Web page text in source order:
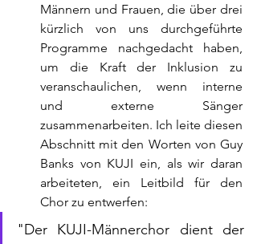
Männern und Frauen, die über drei
kürzlich von uns durchgeführte
Programme nachgedacht haben,
um die Kraft der Inklusion zu
veranschaulichen, wenn interne
und externe Sänger
zusammenarbeiten. Ich leite diesen
Abschnitt mit den Worten von Guy
Banks von KUJI ein, als wir daran
arbeiteten, ein Leitbild für den
Chor zu entwerfen:
"Der KUJI-Männerchor dient der